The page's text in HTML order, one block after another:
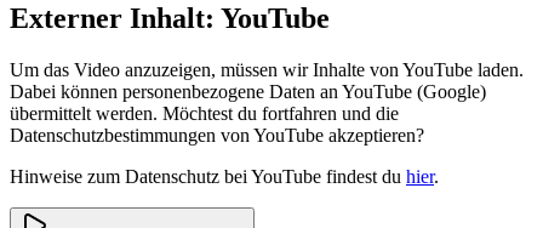
Externer Inhalt: YouTube
Um das Video anzuzeigen, müssen wir Inhalte von YouTube laden.
Dabei können personenbezogene Daten an YouTube (Google)
übermittelt werden. Möchtest du fortfahren und die
Datenschutzbestimmungen von YouTube akzeptieren?
Hinweise zum Datenschutz bei YouTube findest du hier.